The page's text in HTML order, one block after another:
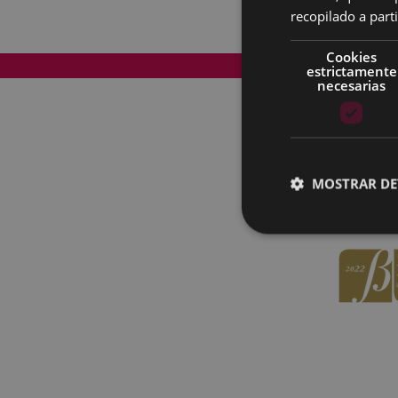
Mapa del Sitio
recopilado a
Cookies
estrictamente
necesarias
MOSTRAR